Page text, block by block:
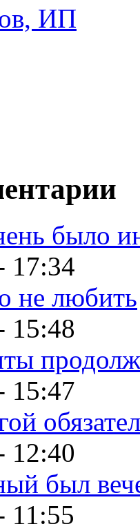
было
17:34
не любить
15:48
15:47
12:40
был
11:55